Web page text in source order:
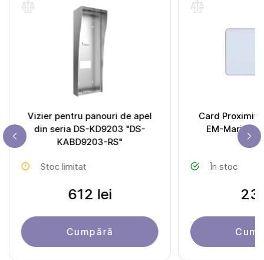
Vizier pentru panouri de apel
din seria DS-KD9203 "DS-
KABD9203-RS"
Stoc limitat
612 lei
Cumpără
Card
EM-Marine
În stoc
23